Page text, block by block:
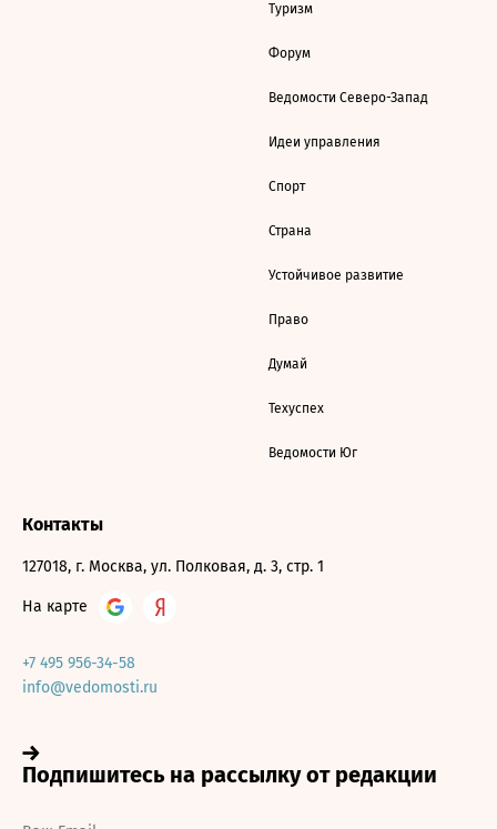
Туризм
Форум
Ведомости Северо-Запад
Идеи управления
Спорт
Страна
Устойчивое развитие
Право
Думай
Техуспех
Ведомости Юг
Контакты
127018, г. Москва, ул. Полковая, д. 3, стр. 1
На карте
+7 495 956-34-58
info@vedomosti.ru